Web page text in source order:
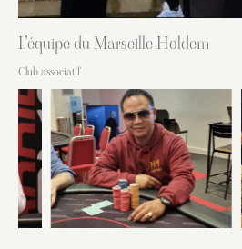
L'équipe du Marseille Holdem
Club associatif